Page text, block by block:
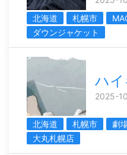
北海道
札幌市
ダウンジャケット
ハ
2025-
北海道 札幌市 劇
大丸札幌店